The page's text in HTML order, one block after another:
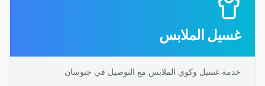
غسيل الملابس
خدمة غسيل وكوي الملابس مع التوصيل في جنوسان